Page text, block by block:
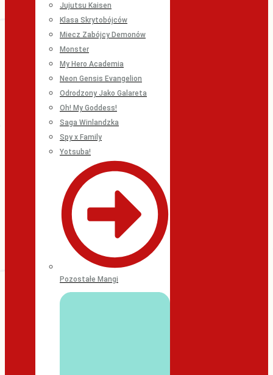
Jujutsu Kaisen
Klasa Skrytobójców
Miecz Zabójcy Demonów
Monster
My Hero Academia
Neon Gensis Evangelion
Odrodzony Jako Galareta
Oh! My Goddess!
Saga Winlandzka
Spy x Family
Yotsuba!
Pozostałe Mangi